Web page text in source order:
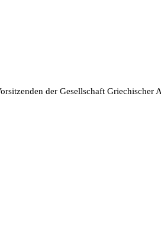
der Gesellschaft Griechischer